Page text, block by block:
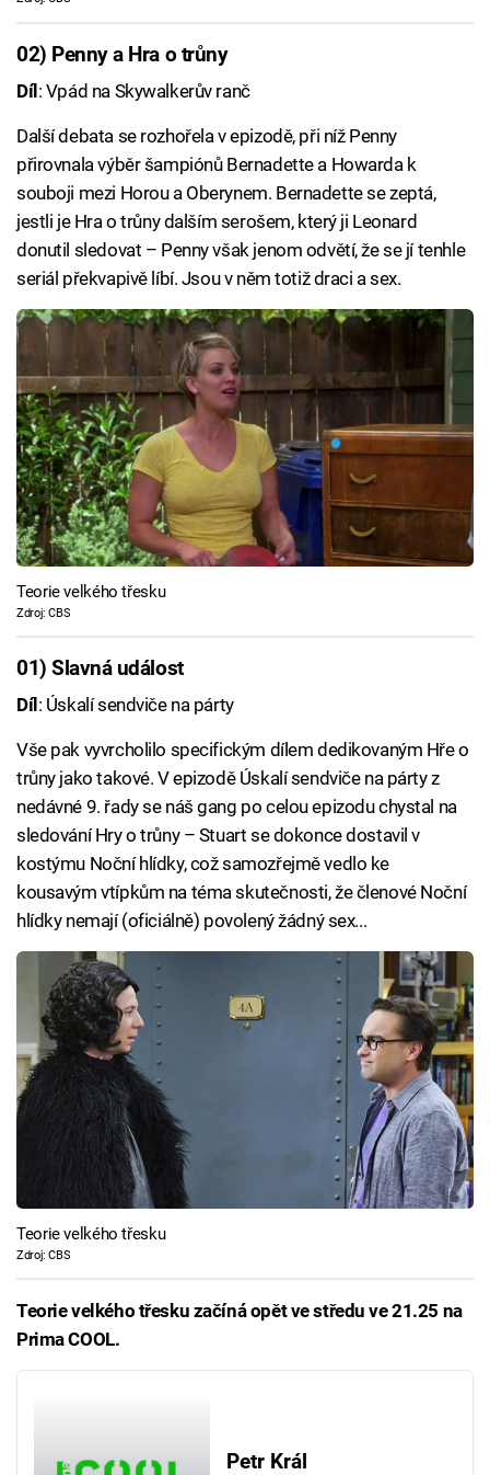
02) Penny a Hra o trůny
Díl : Vpád na Skywalkerův ranč
Další debata se rozhořela v epizodě, při níž Penny
přirovnala výběr šampiónů Bernadette a Howarda k
souboji mezi Horou a Oberynem. Bernadette se zeptá,
jestli je Hra o trůny dalším serošem, který ji Leonard
donutil sledovat – Penny však jenom odvětí, že se jí tenhle
seriál překvapivě líbí. Jsou v něm totiž draci a sex.
Teorie velkého třesku
Zdroj: CBS
01) Slavná událost
Díl : Úskalí sendviče na párty
Vše pak vyvrcholilo specifickým dílem dedikovaným Hře o
trůny jako takové. V epizodě Úskalí sendviče na párty z
nedávné 9. řady se náš gang po celou epizodu chystal na
sledování Hry o trůny – Stuart se dokonce dostavil v
kostýmu Noční hlídky, což samozřejmě vedlo ke
kousavým vtípkům na téma skutečnosti, že členové Noční
hlídky nemají (oficiálně) povolený žádný sex...
Teorie velkého třesku
Zdroj: CBS
Teorie velkého třesku začíná opět ve středu ve 21.25 na
Prima COOL.
Petr Král